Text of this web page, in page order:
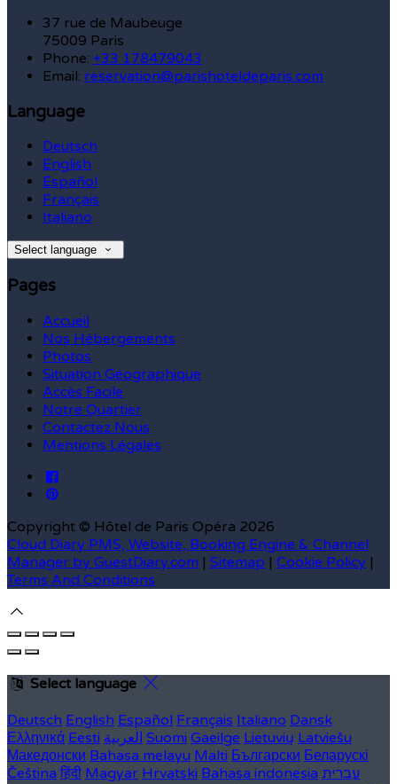
37 rue de Maubeuge
75009 Paris
Phone: +33 178479043
Email: reservation@parishoteldeparis.com
Language
Deutsch
English
Español
Français
Italiano
Select language
Pages
Accueil
Nos Hébergements
Photos
Situation Géographique
Accès Facile
Notre Quartier
Contactez Nous
Mentions Légales
Copyright © Hôtel de Paris Opéra 2026
Cloud Diary PMS, Website, Booking Engine & Channel
Manager by GuestDiary.com | Sitemap | Cookie Policy |
Terms And Conditions
Select language
Deutsch English Español Français Italiano Dansk
Ελληνικά Eesti العربية Suomi Gaeilge Lietuvių Latviešu
Македонски Bahasa melayu Malti Български Беларускі
Čeština हिंदी Magyar Hrvatski Bahasa indonesia עברית